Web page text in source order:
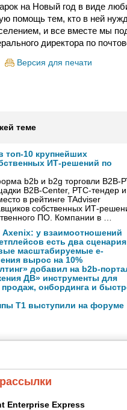
на Новый год в виде
помощь тем, кто в ней
и все вместе мы
директора по
Версия для печати
теме
топ-10 крупнейших
ИТ-решений по
b2b и b2g торговли B2B-
B2B-Center, РТС-тендер и
в рейтинге TAdviser
собственных ИТ-
ПО. Компании в …
Axenix: у взаимоотношений
есть два сценария
масштабируемые e-
вырос на 10%
добавил на b2b-
ДВ» инструменты для
онбординга и
Т1 выступили на форуме
Enterprise Express